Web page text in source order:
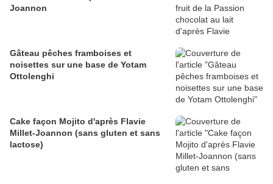
Joannon
Gâteau pêches framboises et
noisettes sur une base de Yotam
Ottolenghi
Cake façon Mojito d'après Flavie
Millet-Joannon (sans gluten et sans
lactose)